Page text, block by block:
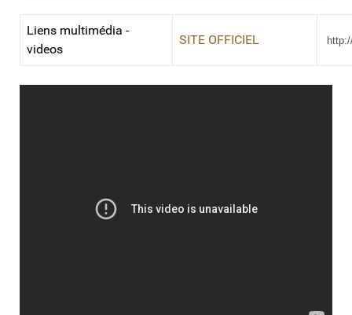
Liens multimédia -
videos
SITE OFFICIEL